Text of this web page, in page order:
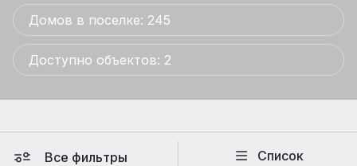
Домов в поселке: 245
Доступно объектов: 2
Все фильтры Список